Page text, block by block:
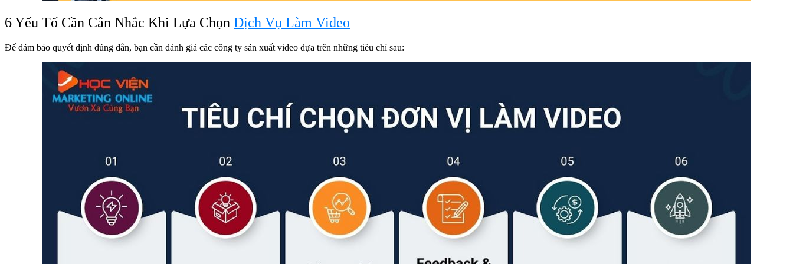
6 Yếu Tố Cần Cân Nhắc Khi Lựa Chọn Dịch Vụ Làm Video
Để đảm bảo quyết định đúng đắn, bạn cần đánh giá các công ty sản xuất video dựa trên những tiêu chí sau: